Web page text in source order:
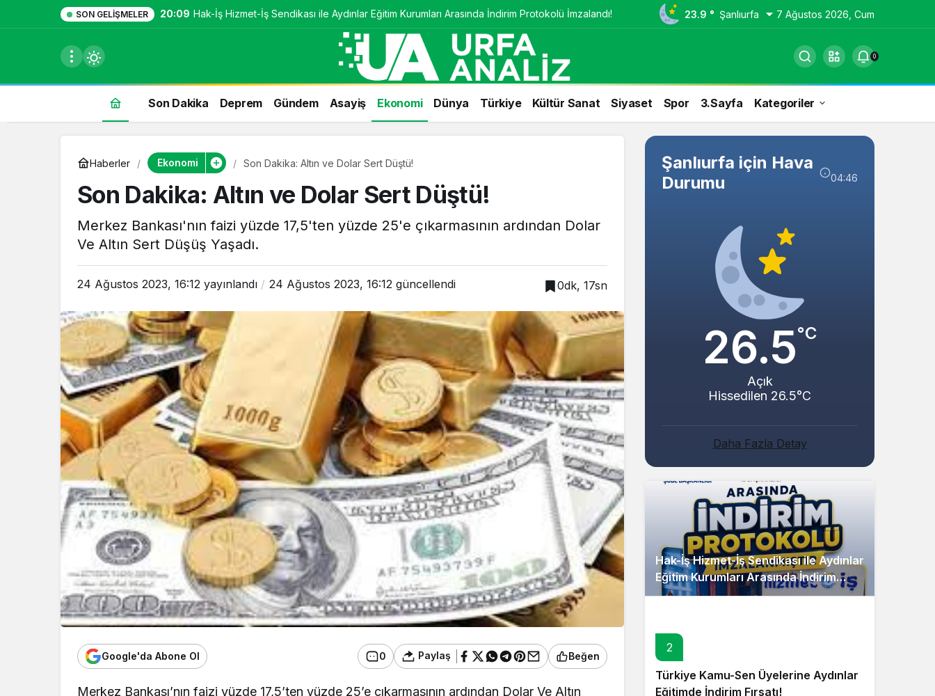
SON GELIŞMELER 20:09 Hak-İş Hizmet-İş Sendikası ile Aydınlar Eğitim Kurumları Arasında İndirim Protokolü İmzalandı! 23.9 ° Şanlıurfa 7 Ağustos 2026, Cum
0
Son Dakika Deprem Gündem Asayiş Ekonomi Dünya Türkiye Kültür Sanat Siyaset Spor 3.Sayfa Kategoriler
Haberler Ekonomi Son Dakika: Altın ve Dolar Sert Düştü!
Son Dakika: Altın ve Dolar Sert Düştü!
Merkez Bankası'nın faizi yüzde 17,5'ten yüzde 25'e çıkarmasının ardından Dolar
Ve Altın Sert Düşüş Yaşadı.
24 Ağustos 2023, 16:12 yayınlandı 24 Ağustos 2023, 16:12 güncellendi 0dk, 17sn
Google'da Abone Ol 0 Paylaş Beğen
Merkez Bankası’nın faizi yüzde 17,5’ten yüzde 25’e çıkarmasının ardından Dolar Ve Altın
Şanlıurfa için Hava
Durumu
04:46
26.5°C
Açık
Hissedilen 26.5°C
Daha Fazla Detay
Hak-İş Hizmet-İş Sendikası ile Aydınlar
Eğitim Kurumları Arasında İndirim
Protokolü İmzalandı!
2
Türkiye Kamu-Sen Üyelerine Aydınlar
Eğitimde İndirim Fırsatı!